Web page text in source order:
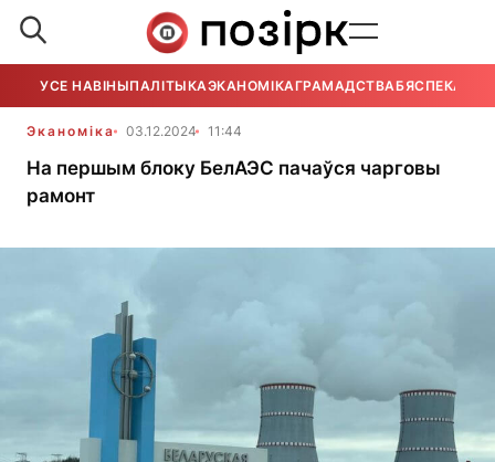
УСЕ НАВІНЫПАЛІТЫКАЭКАНОМІКАГРАМАДСТВАБЯСПЕКА
Эканоміка 03.12.2024 11:44
На першым блоку БелАЭС пачаўся чарговы
рамонт